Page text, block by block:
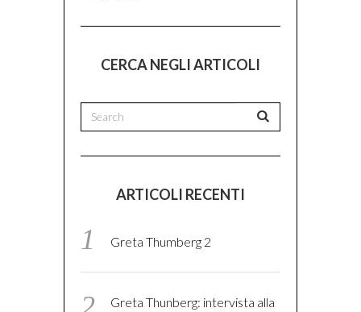
CERCA NEGLI ARTICOLI
ARTICOLI RECENTI
Greta Thumberg 2
Greta Thunberg: intervista alla